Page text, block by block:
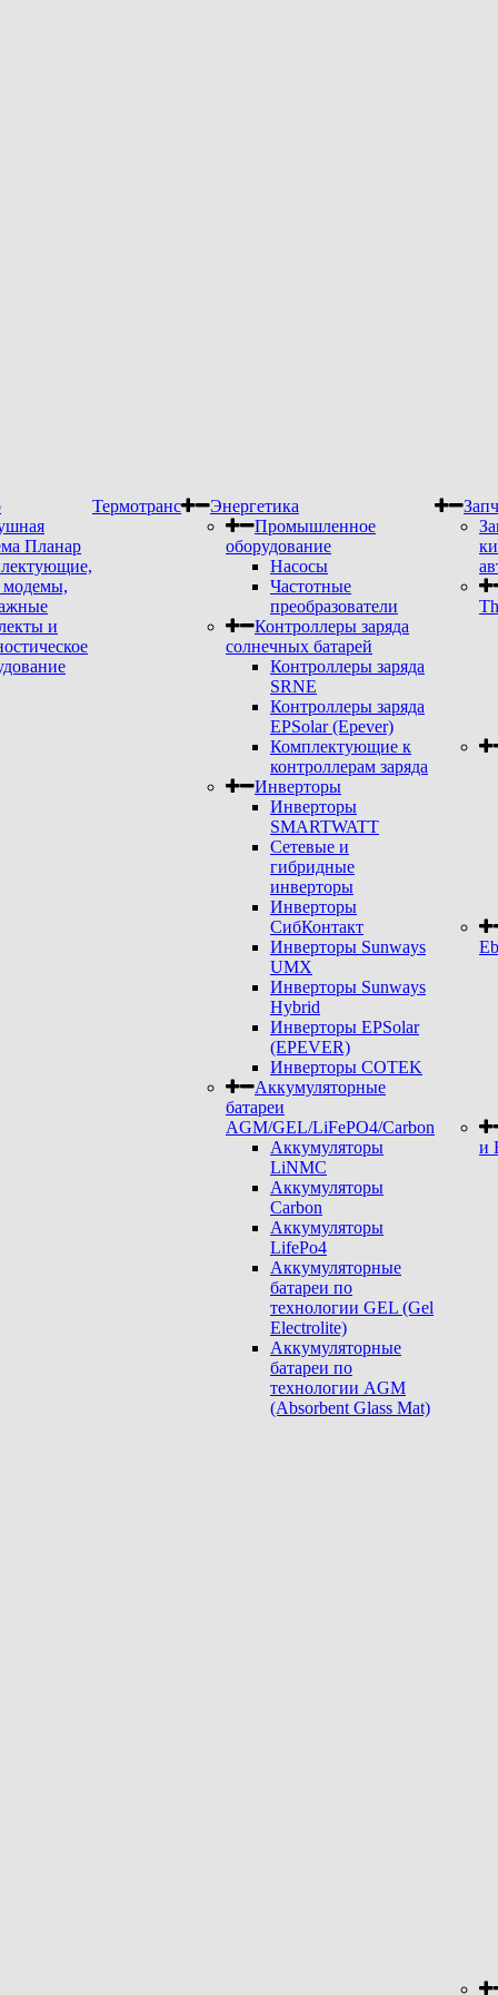
Планар
модемы,
и
Термотранс
Энергетика
Промышленное
оборудование
Насосы
Частотные
преобразователи
Контроллеры заряда
солнечных батарей
Контроллеры заряда
SRNE
Контроллеры заряда
EPSolar (Epever)
Комплектующие к
контроллерам заряда
Инверторы
Инверторы
SMARTWATT
Сетевые и
гибридные
инверторы
Инверторы
СибКонтакт
Инверторы Sunways
UMX
Инверторы Sunways
Hybrid
Инверторы EPSolar
(EPEVER)
Инверторы COTEK
Аккумуляторные
батареи
AGM/GEL/LiFePO4/Carbon
Аккумуляторы
LiNMC
Аккумуляторы
Carbon
Аккумуляторы
LifePo4
Аккумуляторные
батареи по
технологии GEL (Gel
Electrolite)
Аккумуляторные
батареи по
технологии AGM
(Absorbent Glass Mat)
и